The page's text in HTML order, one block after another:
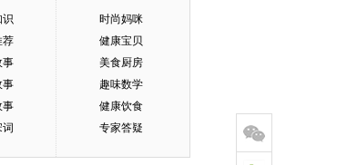
识
荐
事
事
事
时尚妈咪
健康宝贝
美食厨房
趣味数学
健康饮食
专家答疑